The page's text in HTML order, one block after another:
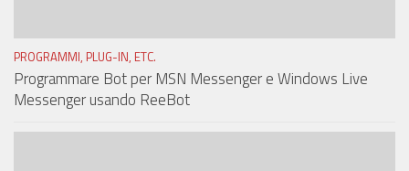
PROGRAMMI, PLUG-IN, ETC.
Programmare Bot per MSN Messenger e Windows Live
Messenger usando ReeBot